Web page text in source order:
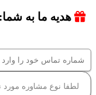
هدیه ما به